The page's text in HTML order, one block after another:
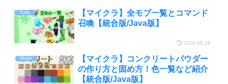
Entity
【マイクラ】全モブ一覧とコマンド
召喚【統合版/Java版】
2026.06.26
Blocks
【マイクラ】コンクリートパウダー
の作り方と固め方！色一覧など紹介
【統合版/Java版】